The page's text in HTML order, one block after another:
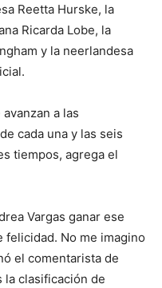
Reetta Hurske, la
Ricarda Lobe, la
y la neerlandesa
a las
cada una y las seis
tiempos, agrega el
Vargas ganar ese
felicidad. No me imagino
el comentarista de
la clasificación de